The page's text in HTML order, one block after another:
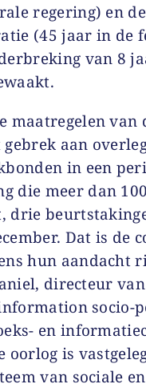
regering) en de
(45 jaar in de
van 8
maatregelen van
aan
in een
die meer dan
drie
Dat is de
hun aandacht
directeur van
socio-
en
is
van sociale en